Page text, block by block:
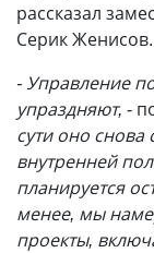
рассказал
Серик Женисов.
- Управление
упраздняют, -
сути оно снова
внутренней
планируется
менее, мы
проекты,